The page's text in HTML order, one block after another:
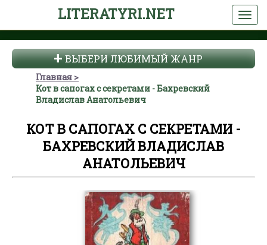
LITERATYRI.NET
ВЫБЕРИ ЛЮБИМЫЙ ЖАНР
Главная
Кот в сапогах с секретами - Бахревский
Владислав Анатольевич
КОТ В САПОГАХ С СЕКРЕТАМИ -
БАХРЕВСКИЙ ВЛАДИСЛАВ
АНАТОЛЬЕВИЧ